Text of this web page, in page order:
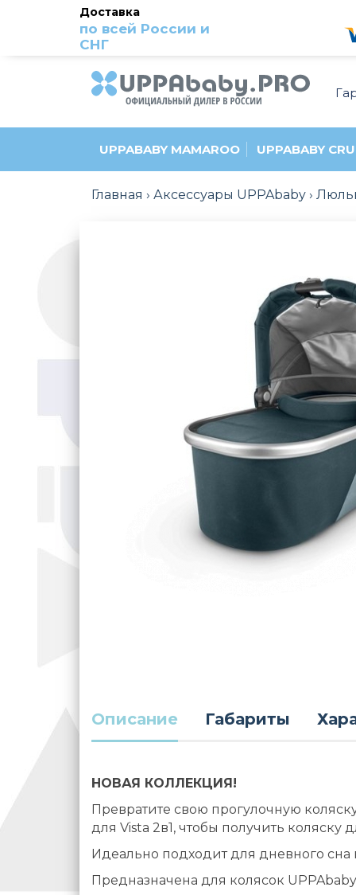
Доставка
по всей России и
СНГ
UPPABABY MAMAROO UPPABABY
Главная Аксессуары UPPAbaby
Описание Габариты
НОВАЯ КОЛЛЕКЦИЯ!
Превратите свою прогулочную
для Vista 2в1, чтобы получить
Идеально подходит для дневного
Предназначена для колясок